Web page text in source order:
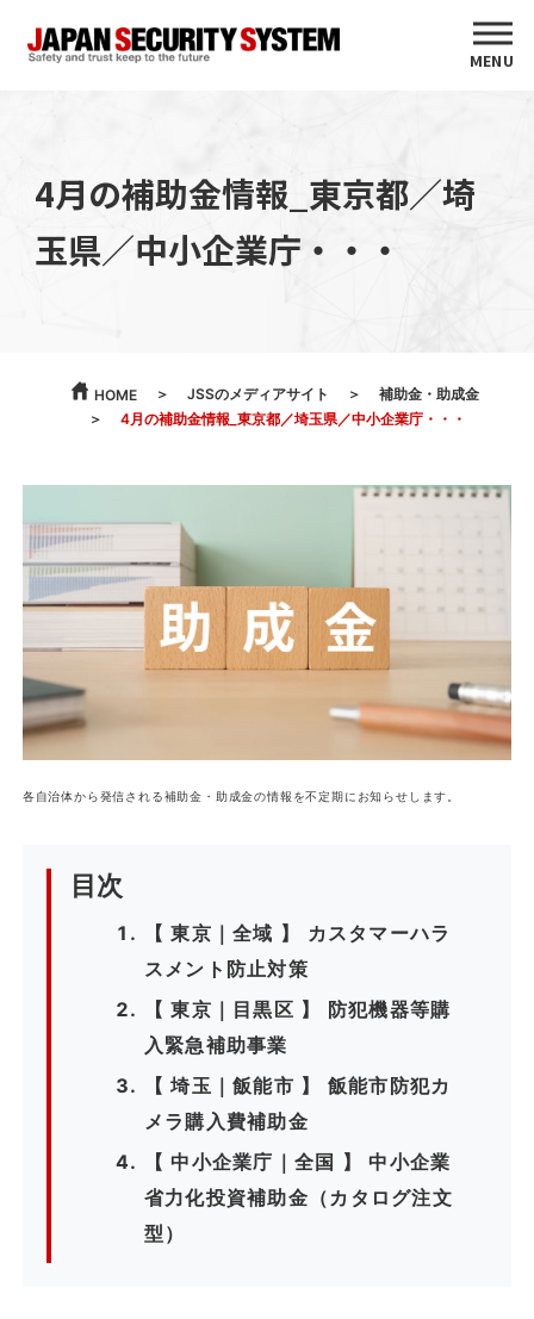
MENU
4月の補助金情報_東京都／埼
玉県／中小企業庁・・・
HOME JSSのメディアサイト
補助金・助成金
4月の補助金情報_東京都／埼玉県／中小企業庁・・・
各自治体から発信される補助金・助成金の情報を不定期にお知らせします。
目次
【 東京｜全域 】 カスタマーハラ
スメント防止対策
【 東京｜目黒区 】 防犯機器等購
入緊急補助事業
【 埼玉｜飯能市 】 飯能市防犯カ
メラ購入費補助金
【 中小企業庁｜全国 】 中小企業
省力化投資補助金（カタログ注文
型）